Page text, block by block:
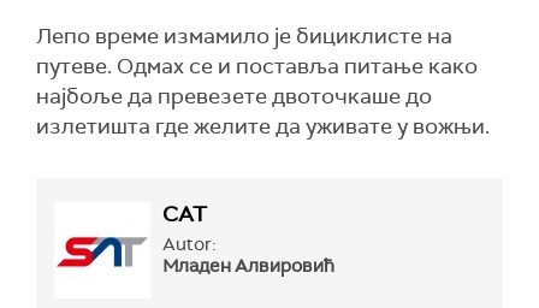
Лепо време измамило је бициклисте на
путеве. Одмах се и поставља питање како
најбоље да превезете двоточкаше до
излетишта где желите да уживате у вожњи.
САТ
Autor:
Младен Алвировић